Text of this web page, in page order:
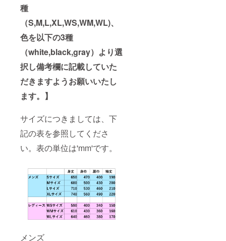
種
（S,M,L,XL,WS,WM,WL)、
色を以下の3種
（white,black,gray）より選
択し備考欄に記載していた
だきますようお願いいたし
ます。】
サイズにつきましては、下
記の表を参照してくださ
い。表の単位は'mm'です。
メンズ